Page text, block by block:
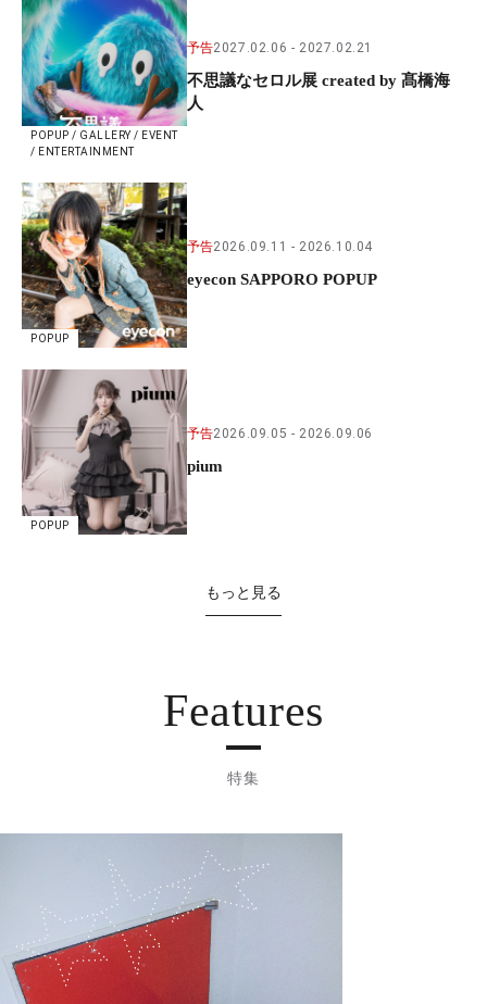
POPUP / GALLERY / EVENT
/ ENTERTAINMENT
予告2027.02.06 2027.02.21
不思議なセロル展 created by 髙橋海
人
POPUP
予告2026.09.11 2026.10.04
eyecon SAPPORO POPUP
POPUP
予告2026.09.05 2026.09.06
pium
もっと見る
Features
特集